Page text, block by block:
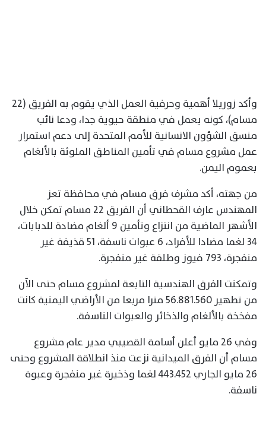
وأكد زوريلا أهمية وحرفية العمل الذي يقوم به الفريق (22
مسام)، كونه يعمل في منطقة حيوية جدا، ودعا نائب
منسق الشؤون الانسانية للأمم المتحدة إلى دعم استمرار
عمل مشروع مسام في تأمين المناطق الملوثة بالألغام
بعموم اليمن.
من جهته، أكد مشرف فرق مسام في محافظة تعز
المهندس عارف القحطاني أن الفريق 22 مسام تمكن خلال
الأشهر الماضية من انتزاع وتأمين 9 ألغام مضادة للدبابات،
34 لغما مضادا للأفراد، 6 عبوات ناسفة، 51 قذيفة غير
منفجرة، 793 فيوز وطلقة غير منفجرة.
وتمكنت الفرق الهندسية التابعة لمشروع مسام حتى الآن
من تطهير 56.881.560 مترا مربعا من الأراضي اليمنية كانت
مفخخة بالألغام والذخائر والعبوات الناسفة.
وفي 26 مايو أعلن أسامة القصيبي مدير عام مشروع
مسام أن الفرق الميدانية نزعت منذ انطلاقة المشروع وحتى
26 مايو الجاري 443.452 لغما وذخيرة غير منفجرة وعبوة
ناسفة.